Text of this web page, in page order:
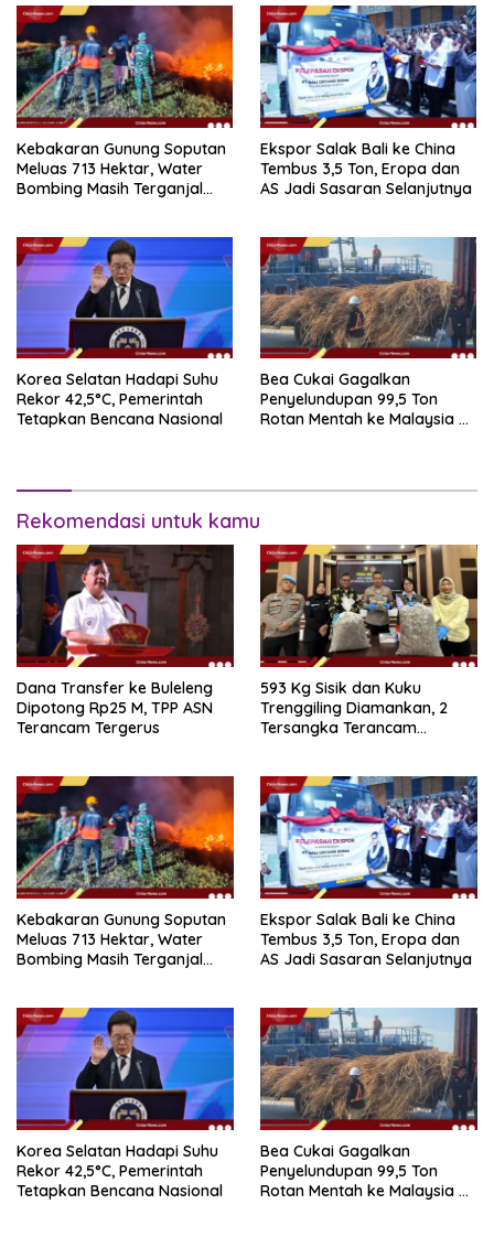
Kebakaran Gunung Soputan
Meluas 713 Hektar, Water
Bombing Masih Terganjal
Ekspor Salak Bali ke China
Tembus 3,5 Ton, Eropa dan
AS Jadi Sasaran Selanjutnya
Korea Selatan Hadapi Suhu
Rekor 42,5°C, Pemerintah
Tetapkan Bencana Nasional
Bea Cukai Gagalkan
Penyelundupan 99,5 Ton
Rotan Mentah ke Malaysia di
Rekomendasi untuk kamu
Dana Transfer ke Buleleng
Dipotong Rp25 M, TPP ASN
Terancam Tergerus
593 Kg Sisik dan Kuku
Trenggiling Diamankan, 2
Tersangka Terancam
Kebakaran Gunung Soputan
Meluas 713 Hektar, Water
Bombing Masih Terganjal
Ekspor Salak Bali ke China
Tembus 3,5 Ton, Eropa dan
AS Jadi Sasaran Selanjutnya
Korea Selatan Hadapi Suhu
Rekor 42,5°C, Pemerintah
Tetapkan Bencana Nasional
Bea Cukai Gagalkan
Penyelundupan 99,5 Ton
Rotan Mentah ke Malaysia di